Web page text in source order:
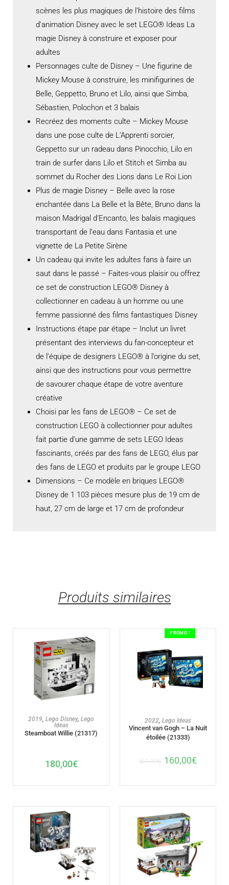
scènes les plus magiques de l’histoire des films
d’animation Disney avec le set LEGO® Ideas La
magie Disney à construire et exposer pour
adultes
Personnages culte de Disney – Une figurine de
Mickey Mouse à construire, les minifigurines de
Belle, Geppetto, Bruno et Lilo, ainsi que Simba,
Sébastien, Polochon et 3 balais
Recréez des moments culte – Mickey Mouse
dans une pose culte de L’Apprenti sorcier,
Geppetto sur un radeau dans Pinocchio, Lilo en
train de surfer dans Lilo et Stitch et Simba au
sommet du Rocher des Lions dans Le Roi Lion
Plus de magie Disney – Belle avec la rose
enchantée dans La Belle et la Bête, Bruno dans la
maison Madrigal d’Encanto, les balais magiques
transportant de l’eau dans Fantasia et une
vignette de La Petite Sirène
Un cadeau qui invite les adultes fans à faire un
saut dans le passé – Faites-vous plaisir ou offrez
ce set de construction LEGO® Disney à
collectionner en cadeau à un homme ou une
femme passionné des films fantastiques Disney
Instructions étape par étape – Inclut un livret
présentant des interviews du fan-concepteur et
de l’équipe de designers LEGO® à l’origine du set,
ainsi que des instructions pour vous permettre
de savourer chaque étape de votre aventure
créative
Choisi par les fans de LEGO® – Ce set de
construction LEGO à collectionner pour adultes
fait partie d’une gamme de sets LEGO Ideas
fascinants, créés par des fans de LEGO, élus par
des fans de LEGO et produits par le groupe LEGO
Dimensions – Ce modèle en briques LEGO®
Disney de 1 103 pièces mesure plus de 19 cm de
haut, 27 cm de large et 17 cm de profondeur
Produits similaires
AJOUTER AU PANIER
2019, Lego Disney, Lego
Ideas
Steamboat Willie (21317)
180,00€
PROMO !
AJOUTER AU PANIER
2022, Lego Ideas
Vincent van Gogh – La Nuit
étoilée (21333)
169,99€ 160,00€